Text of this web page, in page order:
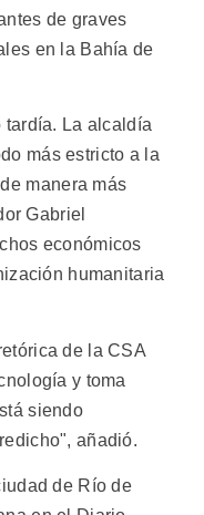
de graves
en la Bahía de
tardía. La alcaldía
más estricto a la
manera más
Gabriel
económicos
humanitaria
de la CSA
y toma
siendo
añadió.
de Río de